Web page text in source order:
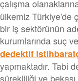
çalışma
ülkemiz Türkiye'de
bir iş sektörünün
kurumlarında suç
dedektif
yapmaktadır. Tabi
sürekliliği ve